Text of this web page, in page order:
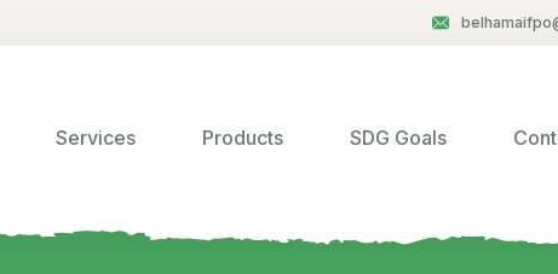
Services Products SDG Goals